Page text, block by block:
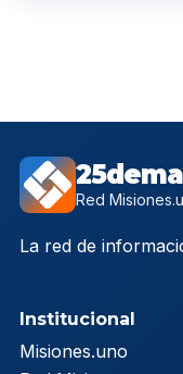
Red
La red de
Institucional
Misiones.uno